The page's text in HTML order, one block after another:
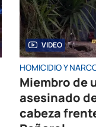
VIDEO
HOMICIDIO Y
Miembro de
asesinado
cabeza